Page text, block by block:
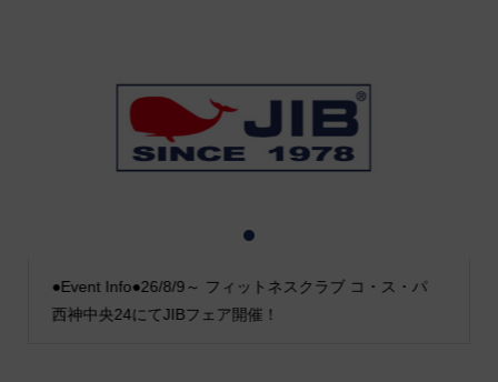
●Event Info●26/8/9～ フィットネスクラブ コ・ス・パ
西神中央24にてJIBフェア開催！
2